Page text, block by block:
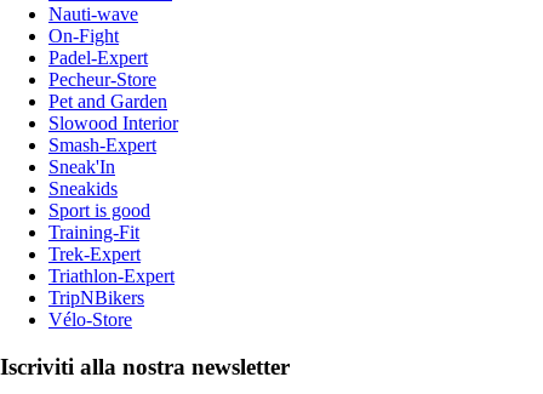
Nauti-wave
On-Fight
Padel-Expert
Pecheur-Store
Pet and Garden
Slowood Interior
Smash-Expert
Sneak'In
Sneakids
Sport is good
Training-Fit
Trek-Expert
Triathlon-Expert
TripNBikers
Vélo-Store
Iscriviti alla nostra newsletter